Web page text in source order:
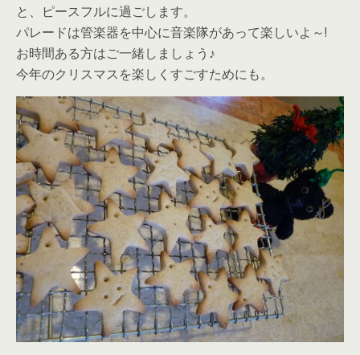
と、ピースフルに過ごします。
パレードは管楽器を中心に音楽隊があって楽しいよ～!
お時間ある方はご一緒しましょう♪
今年のクリスマスを楽しくすごすためにも。